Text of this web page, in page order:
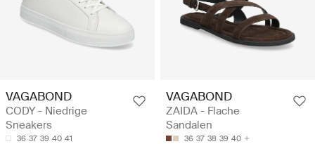
VAGABOND
CODY - Niedrige
Sneakers
36 37 39 40 41
VAGABOND
ZAIDA - Flache
Sandalen
36 37 38 39 40